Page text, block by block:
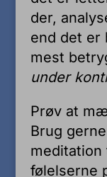
der,
end det er
mest
under
Prøv at
Brug
meditation
følelserne